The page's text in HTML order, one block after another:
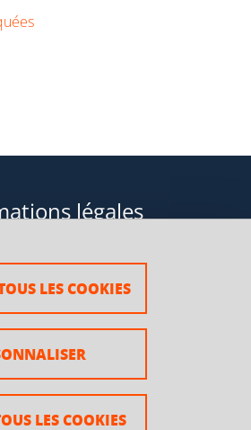
LES COOKIES
LES COOKIES
légales
: non conforme